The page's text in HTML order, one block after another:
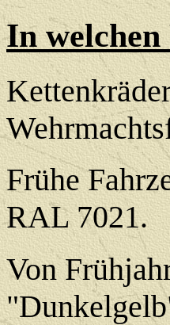
In
Frühe
RAL 7021.
Von